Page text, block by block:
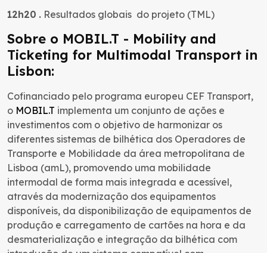
12h20 . Resultados globais do projeto (TML)
Sobre o MOBIL.T - Mobility and
Ticketing for Multimodal Transport in
Lisbon:
Cofinanciado pelo programa europeu CEF Transport,
o MOBIL.T implementa um conjunto de ações e
investimentos com o objetivo de harmonizar os
diferentes sistemas de bilhética dos Operadores de
Transporte e Mobilidade da área metropolitana de
Lisboa (amL), promovendo uma mobilidade
intermodal de forma mais integrada e acessível,
através da modernização dos equipamentos
disponíveis, da disponibilização de equipamentos de
produção e carregamento de cartões na hora e da
desmaterialização e integração da bilhética com